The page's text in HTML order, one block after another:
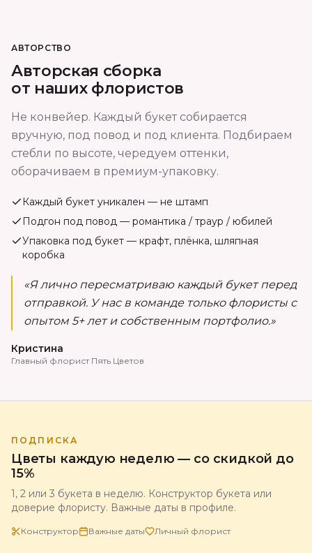
АВТОРСТВО
Авторская сборка
от наших флористов
Не конвейер. Каждый букет собирается
вручную, под повод и под клиента. Подбираем
стебли по высоте, чередуем оттенки,
оборачиваем в премиум-упаковку.
Каждый букет уникален — не штамп
Подгон под повод — романтика / траур / юбилей
Упаковка под букет — крафт, плёнка, шляпная
коробка
«Я лично пересматриваю каждый букет перед
отправкой. У нас в команде только флористы с
опытом 5+ лет и собственным портфолио.»
Кристина
Главный флорист Пять Цветов
ПОДПИСКА
Цветы каждую неделю — со скидкой до
15%
1, 2 или 3 букета в неделю. Конструктор букета или
доверие флористу. Важные даты в профиле.
Конструктор Важные даты Личный флорист